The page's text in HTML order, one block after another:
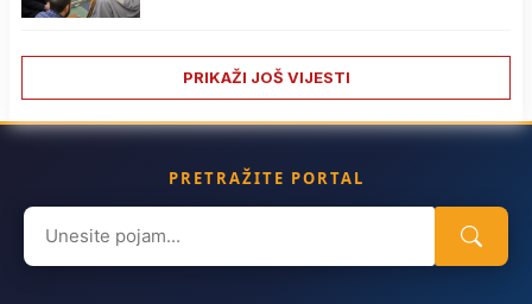
PRIKAŽI JOŠ VIJESTI
PRETRAŽITE PORTAL
Search
for: